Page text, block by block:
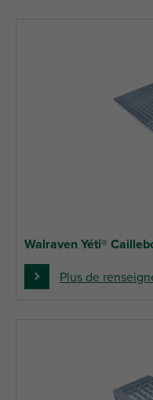
Walraven Yéti®
Plus de